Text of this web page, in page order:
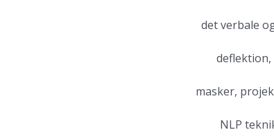
det verbale
masker,
NLP